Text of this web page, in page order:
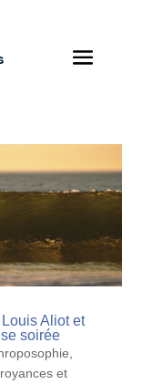
Aliot et
soirée
et